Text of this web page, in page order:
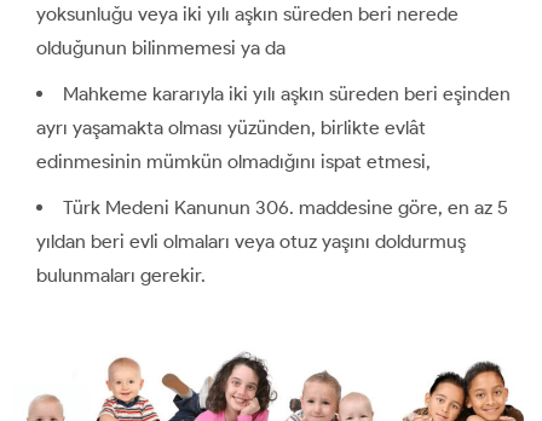
yoksunluğu veya iki yılı aşkın süreden beri nerede
olduğunun bilinmemesi ya da
Mahkeme kararıyla iki yılı aşkın süreden beri eşinden
ayrı yaşamakta olması yüzünden, birlikte evlât
edinmesinin mümkün olmadığını ispat etmesi,
Türk Medeni Kanunun 306. maddesine göre, en az 5
yıldan beri evli olmaları veya otuz yaşını doldurmuş
bulunmaları gerekir.